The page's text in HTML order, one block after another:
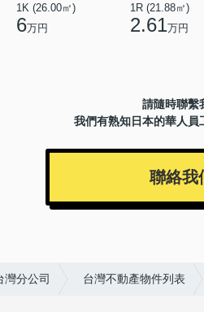
1K (26.00㎡)
6万円
1R (21.88㎡)
2.61万円
請隨時聯繫
我們有熟知日本的華人員
聯絡我
分公司 台灣不動產物件列表